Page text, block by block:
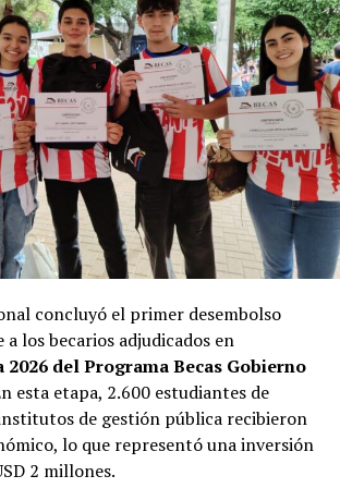
el riesgo de desarrollar
nicotina desde edades tempranas.
una preocupante exposición y
de tabaco y nicotina entre
a 15 años:11,4 % de los estudiantes
algún producto de tabaco; 2 de
utilizan cigarrillos electrónicos o
% estuvieron expuestos al humo de
durante los últimos 7 días; 30,7 %
al humo de tabaco en lugares
34,9 % de los estudiantes fumadores
cigarrillos en despensas,
concluyó el primer desembolso
los becarios adjudicados en
2026 del Programa Becas Gobierno
esta etapa, 2.600 estudiantes de
de gestión pública recibieron
lo que representó una inversión
2 millones.